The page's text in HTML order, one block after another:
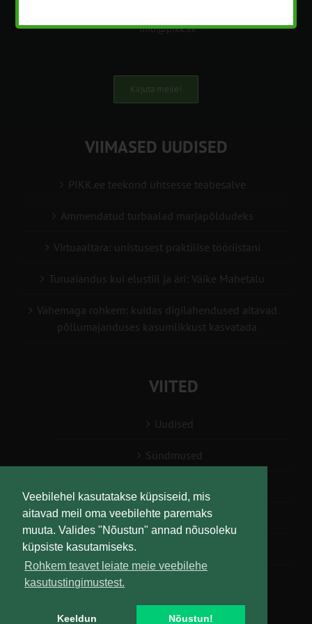
Veebilehel kasutatakse küpsiseid, mis
aitavad meil oma veebilehte paremaks
muuta. Valides "Nõustun" annad nõusoleku
küpsiste kasutamiseks.
Rohkem teavet leiate meie veebilehe
kasutustingimustest.
Keeldun Nõustun!
info@pikk.ee
Kirjuta meile!
VIIMASED UUDISED
PIKK.ee teekond ühtsesse teabesalve
Ammendatud turbaalad marjapõldudeks
Virtuaaltara: unistusest praktilise tööriistani
Turuaiandus kui elustiil ja äri: Väike Mahetalu
Vähemaga rohkem: kuidas digilahendused aitavad
põllumajanduses kasumlikkust kasvatada
VIITED
Uudised
Sündmused
Teabesalv
Liitu uudiskirjaga